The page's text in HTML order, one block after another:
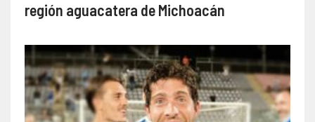
región aguacatera de Michoacán